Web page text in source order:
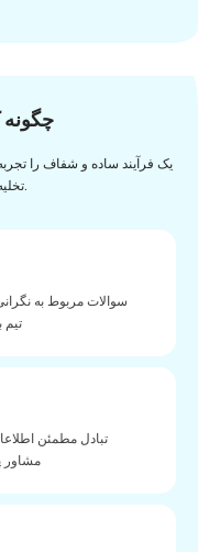
چگونه
یک فرآیند ساده و شفاف را
تخلیه با یک روند آسان و روان موفقیت آمیز کنید.
سوالات مربوط به
تبادل مطمئن
مشاور